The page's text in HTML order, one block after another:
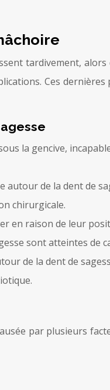
tardivement,
Ces
la gencive,
autour de la dent de
chirurgicale.
en raison de leur
sont atteintes de
de la dent de
par plusieurs